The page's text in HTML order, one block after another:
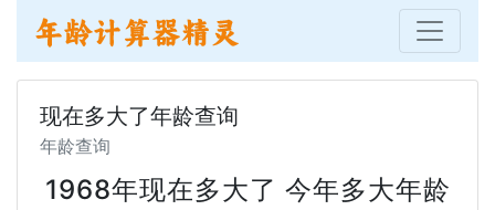
现在多大了年龄查询
年龄查询
1968年现在多大了 今年多大年龄